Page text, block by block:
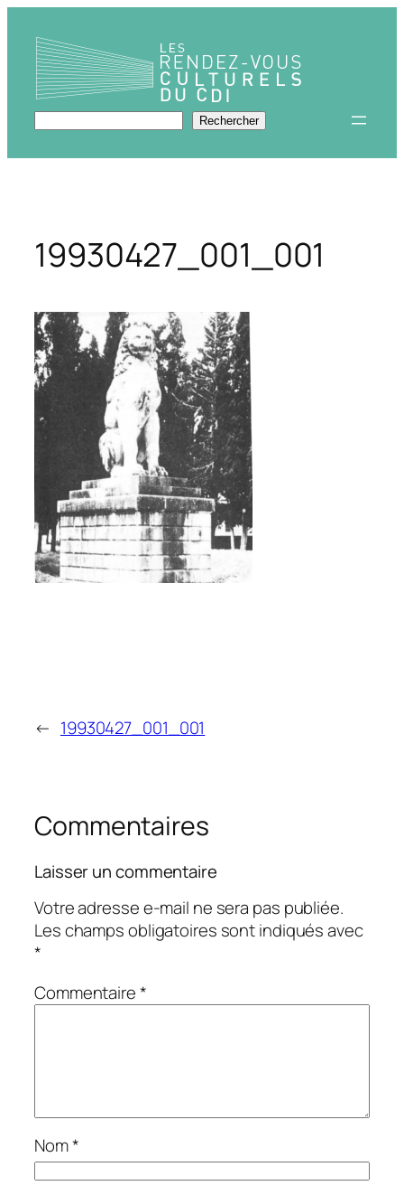
contenu
Rechercher Rechercher
19930427_001_001
← 19930427_001_001
Commentaires
Laisser un commentaire
Votre adresse e-mail ne sera pas publiée.
Les champs obligatoires sont indiqués avec
*
Commentaire*
Nom*